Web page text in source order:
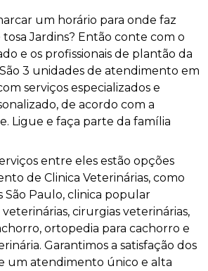
um horário para onde faz
Jardins? Então conte com o
e os profissionais de plantão da
3 unidades de atendimento em
serviços especializados e
de acordo com a
Ligue e faça parte da família
entre eles estão opções
de Clinica Veterinárias, como
São Paulo, clinica popular
cirurgias veterinárias,
ortopedia para cachorro e
Garantimos a satisfação dos
um atendimento único e alta